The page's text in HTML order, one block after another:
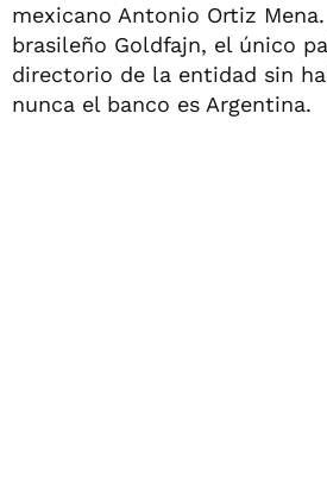
mexicano Antonio Ortiz
brasileño Goldfajn, el único
directorio de la entidad sin
nunca el banco es Argentina.